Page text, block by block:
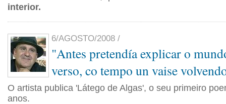
interior.
6/AGOSTO/2008 /
"Antes pretendía explicar o
verso, co tempo un vaise
O artista publica 'Látego de Algas', o seu primeiro
anos.